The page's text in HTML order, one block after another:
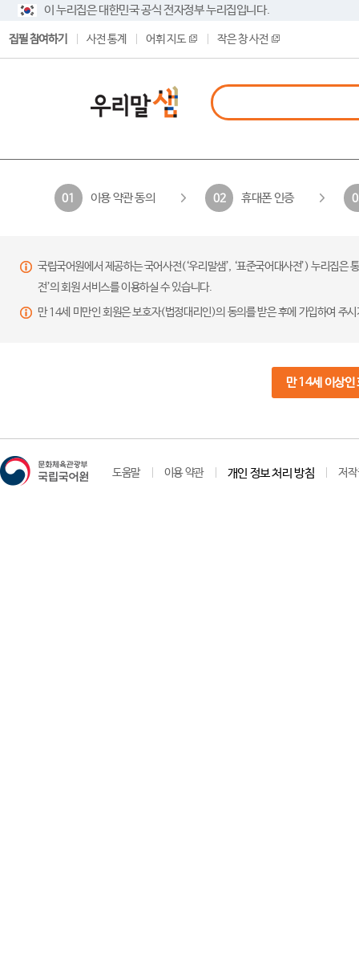
이 누리집은 대한민국 공식 전자정부 누리집입니다.
집필 참여하기 사전 통계 어휘 지도 작은 창 사전
01 이용 약관 동의 02 휴대폰 인증
국립국어원에서 제공하는 국어사전(‘우리말샘’, ‘표준국어대사전’) 누리집
전’의 회원 서비스를 이용하실 수 있습니다.
만 14세 미만인 회원은 보호자(법정대리인)의 동의를 받은 후에 가입하여 주
만 14세 이상인
도움말 이용 약관 개인 정보 처리 방침 저